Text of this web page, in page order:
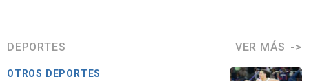
DEPORTES VER MÁS
OTROS DEPORTES